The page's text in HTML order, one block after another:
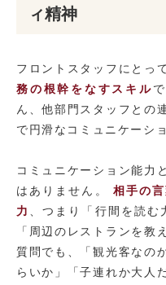
ィ精神
フロントスタッフにとって
務の根幹をなすスキル
ん、他部門スタッフとの
で円滑なコミュニケーシ
コミュニケーション能力
はありません。 相手の
力
、つまり「行間を読
「周辺のレストランを教
質問でも、「観光客なの
らいか」「子連れか大人